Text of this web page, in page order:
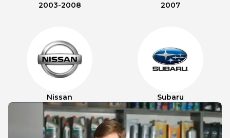
2003-2008
2007
Nissan Subaru